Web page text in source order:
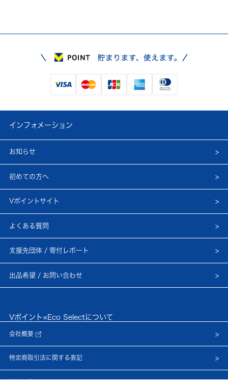
インフォメーション
お知らせ
初めての方へ
Vポイントサイト
よくある質問
支援先団体 / 寄付レポート
出品希望 / お問い合わせ
Vポイント×Eco Selectについて
会社概要
特定商取引法に関する表記